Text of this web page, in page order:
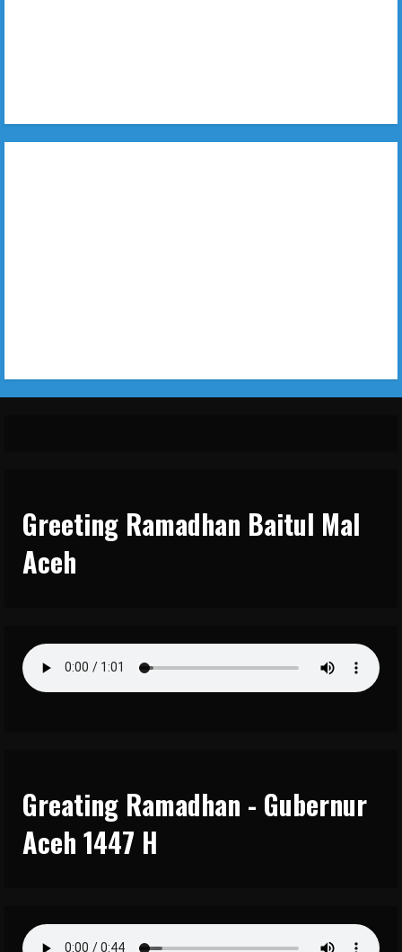
Greeting Ramadhan Baitul Mal
Aceh
Greating Ramadhan - Gubernur
Aceh 1447 H